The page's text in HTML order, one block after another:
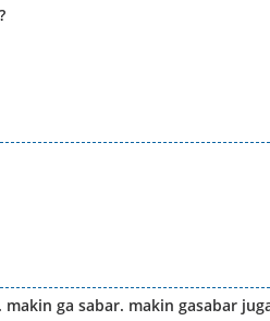
ga sabar. makin gasabar